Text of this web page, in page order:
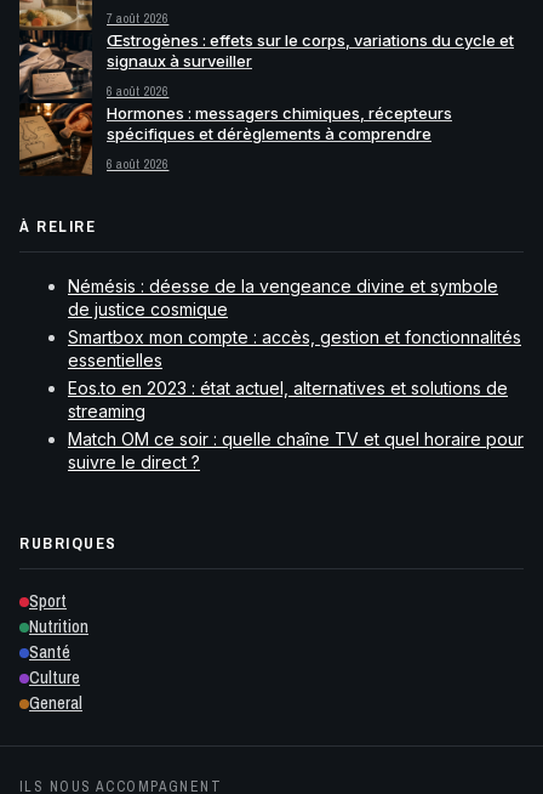
7 août 2026
Œstrogènes : effets sur le corps, variations du cycle et
signaux à surveiller
6 août 2026
Hormones : messagers chimiques, récepteurs
spécifiques et dérèglements à comprendre
6 août 2026
À RELIRE
Némésis : déesse de la vengeance divine et symbole
de justice cosmique
Smartbox mon compte : accès, gestion et fonctionnalités
essentielles
Eos.to en 2023 : état actuel, alternatives et solutions de
streaming
Match OM ce soir : quelle chaîne TV et quel horaire pour
suivre le direct ?
RUBRIQUES
Sport
Nutrition
Santé
Culture
General
ILS NOUS ACCOMPAGNENT